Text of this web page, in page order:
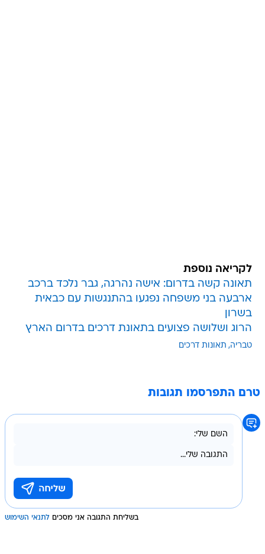
לקריאה נוספת
תאונה קשה בדרום: אישה נהרגה, גבר נלכד ברכב
ארבעה בני משפחה נפגעו בהתנגשות עם כבאית
בשרון
הרוג ושלושה פצועים בתאונת דרכים בדרום הארץ
טבריה תאונות דרכים
טרם התפרסמו תגובות
בשליחת התגובה אני מסכים לתנאי השימוש